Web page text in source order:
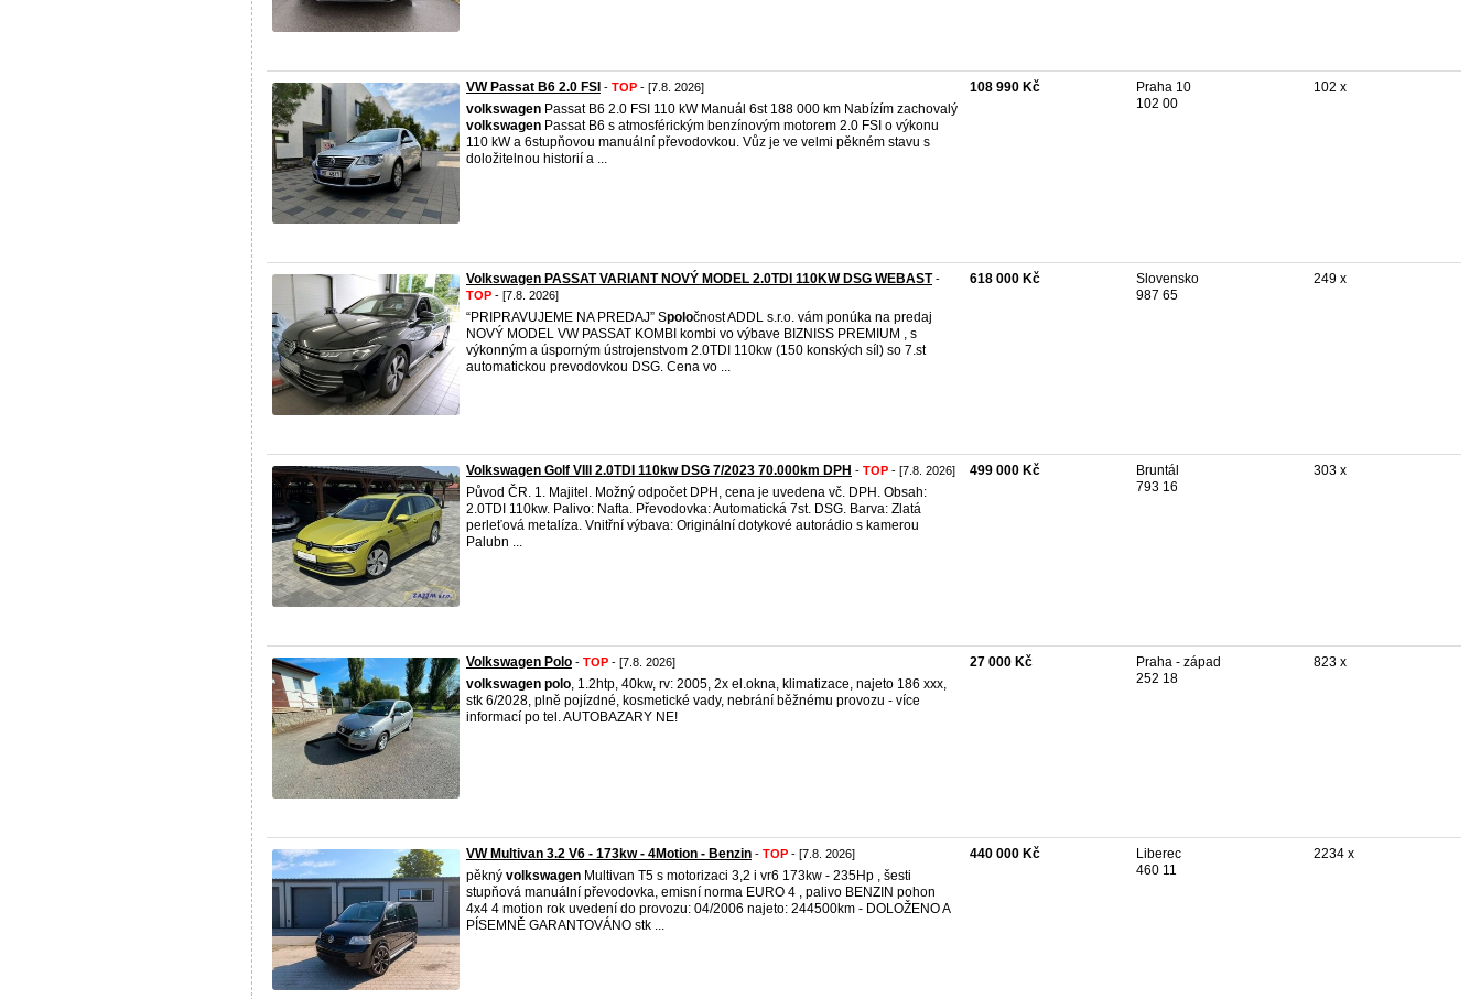
VW Passat B6 2.0 FSI - TOP - [7.8. 2026]
volkswagen Passat B6 2.0 FSI 110 kW Manuál 6st 188 000 km Nabízím zachovalý
volkswagen Passat B6 s atmosférickým benzínovým motorem 2.0 FSI o výkonu
110 kW a 6stupňovou manuální převodovkou. Vůz je ve velmi pěkném stavu s
doložitelnou historií a ...
108 990 Kč
Praha 10
102 00
102 x
Volkswagen PASSAT VARIANT NOVÝ MODEL 2.0TDI 110KW DSG WEBAST-
TOP - [7.8. 2026]
“PRIPRAVUJEME NA PREDAJ” Spoločnost ADDL s.r.o. vám ponúka na predaj
NOVÝ MODEL VW PASSAT KOMBI kombi vo výbave BIZNISS PREMIUM , s
výkonným a úsporným ústrojenstvom 2.0TDI 110kw (150 konských síl) so 7.st
automatickou prevodovkou DSG. Cena vo ...
618 000 Kč
Slovensko
987 65
249 x
Volkswagen Golf VIII 2.0TDI 110kw DSG 7/2023 70.000km DPH - TOP - [7.8. 2026]
Původ ČR. 1. Majitel. Možný odpočet DPH, cena je uvedena vč. DPH. Obsah:
2.0TDI 110kw. Palivo: Nafta. Převodovka: Automatická 7st. DSG. Barva: Zlatá
perleťová metalíza. Vnitřní výbava: Originální dotykové autorádio s kamerou
Palubn ...
499 000 Kč
Bruntál
793 16
303 x
Volkswagen Polo - TOP - [7.8. 2026]
volkswagen polo, 1.2htp, 40kw, rv: 2005, 2x el.okna, klimatizace, najeto 186 xxx,
stk 6/2028, plně pojízdné, kosmetické vady, nebrání běžnému provozu - více
informací po tel. AUTOBAZARY NE!
27 000 Kč
Praha - západ
252 18
823 x
VW Multivan 3.2 V6 - 173kw - 4Motion - Benzin - TOP - [7.8. 2026]
pěkný volkswagen Multivan T5 s motorizaci 3,2 i vr6 173kw - 235Hp , šesti
stupňová manuální převodovka, emisní norma EURO 4 , palivo BENZIN pohon
4x4 4 motion rok uvedení do provozu: 04/2006 najeto: 244500km - DOLOŽENO A
PÍSEMNĚ GARANTOVÁNO stk ...
440 000 Kč
Liberec
460 11
2234 x